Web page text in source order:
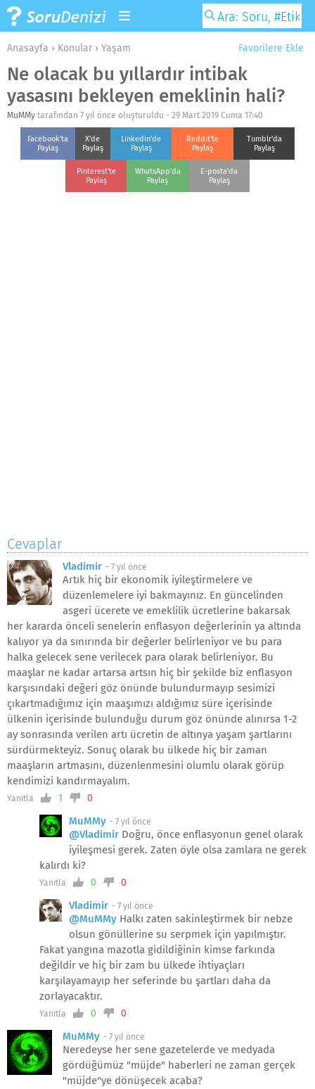
Favorilere Ekle
Anasayfa › Konular › Yaşam
Ne olacak bu yıllardır intibak
yasasını bekleyen emeklinin hali?
MuMMy tarafından 7 yıl önce oluşturuldu - 29 Mart 2019 Cuma 17:40
Facebook'ta
Paylaş
X'de
Paylaş
Linkedin'de
Paylaş
Reddit'te
Paylaş
Tumblr'da
Paylaş
Pinterest'te
Paylaş
WhatsApp'da
Paylaş
E-posta'da
Paylaş
Cevaplar
Vladimir - 7 yıl önce
Artık hiç bir ekonomik iyileştirmelere ve
düzenlemelere iyi bakmayınız. En güncelinden
asgeri ücerete ve emeklilik ücretlerine bakarsak
her kararda önceli senelerin enflasyon değerlerinin ya altında
kalıyor ya da sınırında bir değerler belirleniyor ve bu para
halka gelecek sene verilecek para olarak belirleniyor. Bu
maaşlar ne kadar artarsa artsın hiç bir şekilde biz enflasyon
karşısındaki değeri göz önünde bulundurmayıp sesimizi
çıkartmadığımız için maaşımızı aldığımız süre içerisinde
ülkenin içerisinde bulunduğu durum göz önünde alınırsa 1-2
ay sonrasında verilen artı ücretin de altınya yaşam şartlarını
sürdürmekteyiz. Sonuç olarak bu ülkede hiç bir zaman
maaşların artmasını, düzenlenmesini olumlu olarak görüp
kendimizi kandırmayalım.
Yanıtla 1 0
MuMMy - 7 yıl önce
@Vladimir Doğru, önce enflasyonun genel olarak
iyileşmesi gerek. Zaten öyle olsa zamlara ne gerek
kalırdı ki?
Yanıtla 0 0
Vladimir - 7 yıl önce
@MuMMy Halkı zaten sakinleştirmek bir nebze
olsun gönüllerine su serpmek için yapılmıştır.
Fakat yangına mazotla gidildiğinin kimse farkında
değildir ve hiç bir zam bu ülkede ihtiyaçları
karşılayamayıp her seferinde bu şartları daha da
zorlayacaktır.
Yanıtla 0 0
MuMMy - 7 yıl önce
Neredeyse her sene gazetelerde ve medyada
gördüğümüz "müjde" haberleri ne zaman gerçek
"müjde"ye dönüşecek acaba?